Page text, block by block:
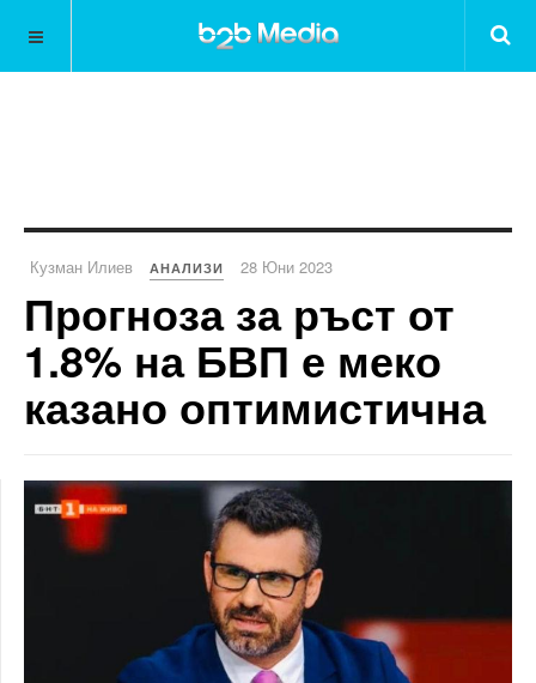
Кузман Илиев АНАЛИЗИ 28 Юни 2023
Прогноза за ръст от
1.8% на БВП е меко
казано оптимистична